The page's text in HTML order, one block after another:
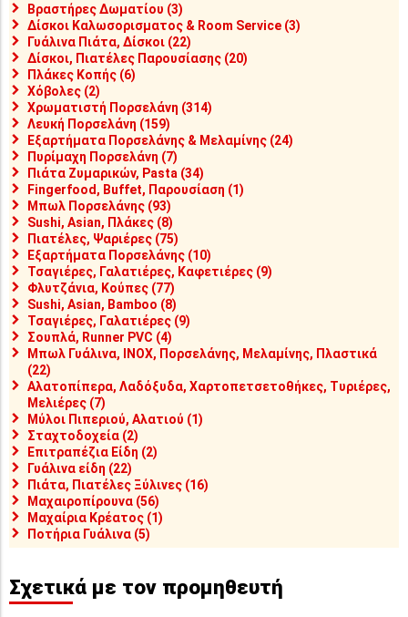
Βραστήρες Δωματίου (3)
Δίσκοι Καλωσορισματος & Room Service (3)
Γυάλινα Πιάτα, Δίσκοι (22)
Δίσκοι, Πιατέλες Παρουσίασης (20)
Πλάκες Κοπής (6)
Χόβολες (2)
Χρωματιστή Πορσελάνη (314)
Λευκή Πορσελάνη (159)
Εξαρτήματα Πορσελάνης & Μελαμίνης (24)
Πυρίμαχη Πορσελάνη (7)
Πιάτα Ζυμαρικών, Pasta (34)
Fingerfood, Buffet, Παρουσίαση (1)
Μπωλ Πορσελάνης (93)
Sushi, Asian, Πλάκες (8)
Πιατέλες, Ψαριέρες (75)
Εξαρτήματα Πορσελάνης (10)
Τσαγιέρες, Γαλατιέρες, Καφετιέρες (9)
Φλυτζάνια, Κούπες (77)
Sushi, Asian, Bamboo (8)
Τσαγιέρες, Γαλατιέρες (9)
Σουπλά, Runner PVC (4)
Μπωλ Γυάλινα, INOX, Πορσελάνης, Μελαμίνης, Πλαστικά
(22)
Αλατοπίπερα, Λαδόξυδα, Χαρτοπετσετοθήκες, Τυριέρες,
Μελιέρες (7)
Μύλοι Πιπεριού, Αλατιού (1)
Σταχτοδοχεία (2)
Επιτραπέζια Είδη (2)
Γυάλινα είδη (22)
Πιάτα, Πιατέλες Ξύλινες (16)
Μαχαιροπίρουνα (56)
Μαχαίρια Κρέατος (1)
Ποτήρια Γυάλινα (5)
Σχετικά με τον προμηθευτή